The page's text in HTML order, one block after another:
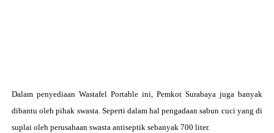
Dalam penyediaan Wastafel Portable ini, Pemkot Surabaya juga banyak
dibantu oleh pihak swasta. Seperti dalam hal pengadaan sabun cuci yang di
suplai oleh perusahaan swasta antiseptik sebanyak 700 liter.